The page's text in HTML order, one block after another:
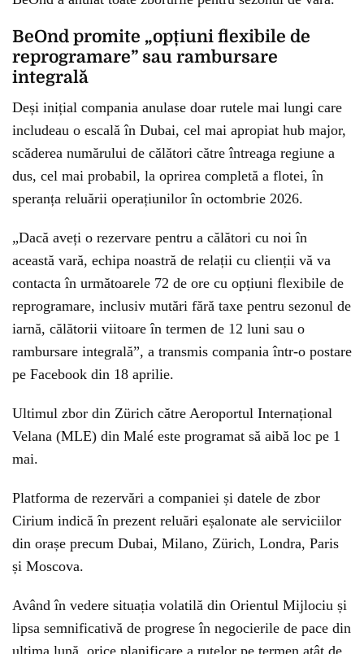
BeOnd promite „opțiuni flexibile de
reprogramare” sau rambursare
integrală
Deși inițial compania anulase doar rutele mai lungi care
includeau o escală în Dubai, cel mai apropiat hub major,
scăderea numărului de călători către întreaga regiune a
dus, cel mai probabil, la oprirea completă a flotei, în
speranța reluării operațiunilor în octombrie 2026.
„Dacă aveți o rezervare pentru a călători cu noi în
această vară, echipa noastră de relații cu clienții vă va
contacta în următoarele 72 de ore cu opțiuni flexibile de
reprogramare, inclusiv mutări fără taxe pentru sezonul de
iarnă, călătorii viitoare în termen de 12 luni sau o
rambursare integrală”, a transmis compania într-o postare
pe Facebook din 18 aprilie.
Ultimul zbor din Zürich către Aeroportul Internațional
Velana (MLE) din Malé este programat să aibă loc pe 1
mai.
Platforma de rezervări a companiei și datele de zbor
Cirium indică în prezent reluări eșalonate ale serviciilor
din orașe precum Dubai, Milano, Zürich, Londra, Paris
și Moscova.
Având în vedere situația volatilă din Orientul Mijlociu și
lipsa semnificativă de progrese în negocierile de pace din